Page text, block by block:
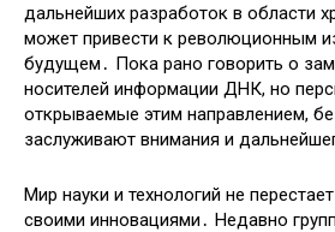
дальнейших разработок в области
может привести к революционным
будущем․ Пока рано говорить о
носителей информации ДНК, но
открываемые этим направлением,
заслуживают внимания и
Мир науки и технологий не
своими инновациями․ Недавно